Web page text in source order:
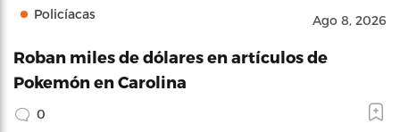
Policíacas Ago 8, 2026
Roban miles de dólares en artículos de
Pokemón en Carolina
0